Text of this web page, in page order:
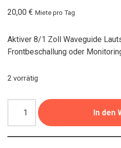
20,00 € Miete pro Tag
Aktiver 8/1 Zoll Waveguide
Frontbeschallung oder
2 vorrätig
In den